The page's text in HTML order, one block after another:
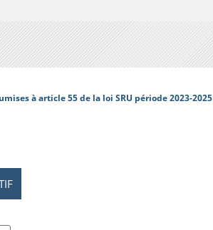
à article 55 de la loi SRU période 2023-2025